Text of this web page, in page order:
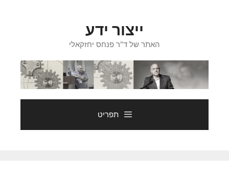
ייצור ידע
האתר של ד"ר פנחס יחזקאלי
תפריט